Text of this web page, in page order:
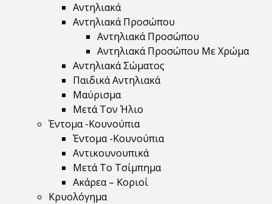
Αντηλιακά
Αντηλιακά Προσώπου
Αντηλιακά Προσώπου
Αντηλιακά Προσώπου Με Χρώμα
Αντηλιακά Σώματος
Παιδικά Αντηλιακά
Μαύρισμα
Mετά Τον Ήλιο
Έντομα -Κουνούπια
Έντομα -Κουνούπια
Αντικουνουπικά
Μετά Το Τσίμπημα
Ακάρεα – Κοριοί
Κρυολόγημα